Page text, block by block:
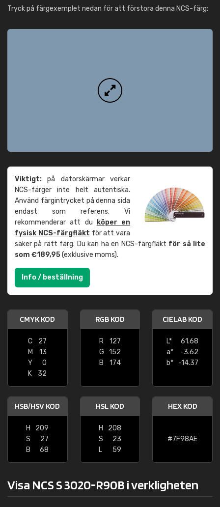
Tryck på färgexemplet nedan för att förstora denna NCS-färg:
Viktigt: på datorskärmar verkar
NCS-färger inte helt autentiska.
Använd färgintrycket på denna sida
endast som referens. Vi
rekommenderar att du
köper en
fysisk NCS-färgfläkt för att vara
säker på rätt färg. Du kan ha en NCS-färgfläkt för så lite
som €189,95(exklusive moms).
Info / beställning
CMYK KOD
C
27
M
13
Y
0
K
32
RGB KOD
R
127
G
152
B
174
CIELAB KOD
L*
61.68
a*
-3.62
b*
-14.37
HSB/HSV KOD
H
209
S
27
B
68
HSL KOD
H
208
S
23
L
59
HEX KOD
#7F98AE
Visa NCS S 3020-R90B i verkligheten